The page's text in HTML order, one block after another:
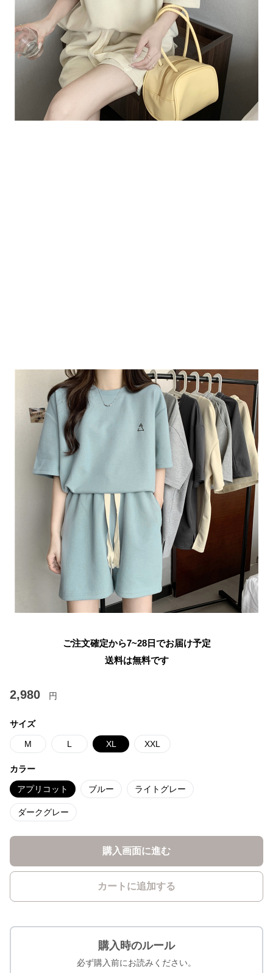
ご注文確定から7~28日でお届け予定
送料は無料です
2,980 円
サイズ
M L XL XXL
カラー
アプリコット ブルー ライトグレー
ダークグレー
購入画面に進む
カートに追加する
購入時のルール
必ず購入前にお読みください。